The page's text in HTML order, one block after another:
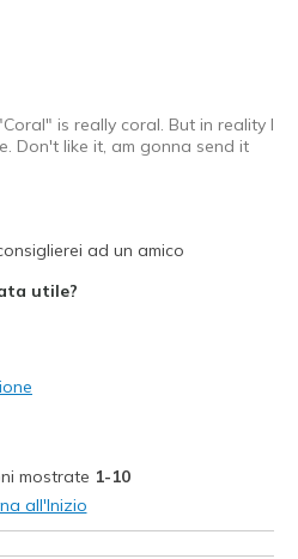
Larghezza giusta
Taglia giusta
is really coral. But in reality I
Don't like it, am gonna send it
ad un amico
utile?
mostrate 1-10
all'Inizio